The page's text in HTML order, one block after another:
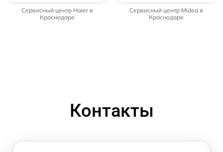
Сервисный центр Haier в
Краснодаре
Сервисный центр Midea в
Краснодаре
Контакты